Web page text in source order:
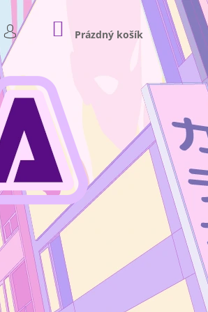
PŘIHLÁŠENÍ
NÁKUPNÍ
KOŠÍK
Prázdný košík